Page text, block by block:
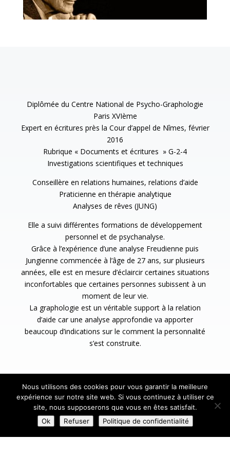
Investigations scientifiques et techniques
Praticienne en thérapie analytique
Elle a suivi différentes formations de développement
Grâce à l’expérience d’une analyse Freudienne puis
Jungienne commencée à l’âge de 27 ans, sur plusieurs
années, elle est en mesure d’éclaircir certaines situations
inconfortables que certaines personnes subissent à un
moment de leur vie.
La graphologie est un véritable support à la relation
d’aide car une analyse approfondie va apporter
beaucoup d’indications sur le comment la personnalité
s’est construite.
Mentions Légales
Politique de Confidentialité
Plan du Site
Création Site Internet | VEONEO |
Nous utilisons des cookies pour vous garantir la meilleure
expérience sur notre site web. Si vous continuez à utiliser ce
site, nous supposerons que vous en êtes satisfait.
Ok
Refuser Politique de confidentialité